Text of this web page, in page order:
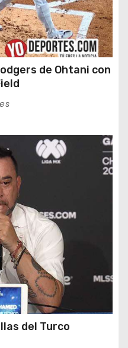
de Ohtani con
del Turco